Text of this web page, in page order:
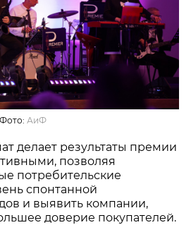
АиФ
делает результаты премии
позволяя
потребительские
спонтанной
и выявить компании,
доверие покупателей.